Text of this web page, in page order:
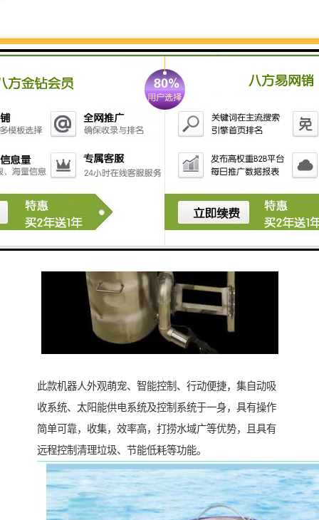
现远程控制，用以降低人工打捞的难度，且达到节约并
适应力强，性高，可广泛应用于人工湖等小型水域的漂
此款机器人外观萌宠、智能控制、行动便捷，集自动吸
收系统、太阳能供电系统及控制系统于一身，具有操作
简单可靠，收集，效率高，打捞水域广等优势，且具有
远程控制清理垃圾、节能低耗等功能。